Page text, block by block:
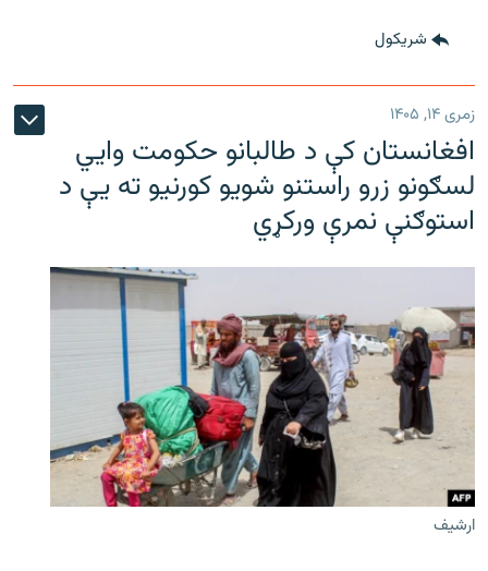
شريکول
زمری ۱۴, ۱۴۰۵
افغانستان کې د طالبانو حکومت وايي
لسګونو زرو راستنو شویو کورنیو ته یې د
استوګنې نمرې ورکړي
ارشیف